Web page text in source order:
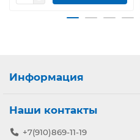
Информация
Наши контакты
+7(910)869-11-19